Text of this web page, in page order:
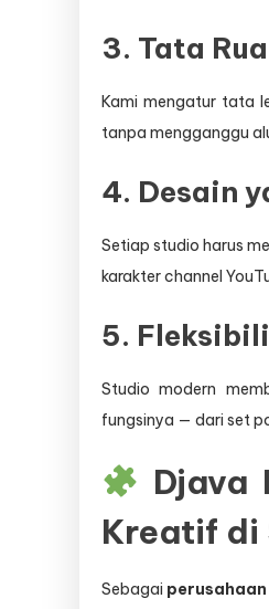
3. Tata
Kami mengatur tata
tanpa mengganggu
4. Desain
Setiap studio harus
karakter channel
5.
Studio modern
fungsinya — dari set
Djava
Kreatif di
Sebagai